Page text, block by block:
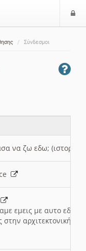
Σύνδεσμοι
να ζω εδω; (ιστορια)
εμεις με αυτο εδω
αρχιτεκτονική